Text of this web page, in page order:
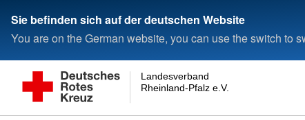
Sie befinden sich auf der deutschen Website
You are on the German website, you can use the switch to
Rheinland-Pfalz e.V.
Landesverband